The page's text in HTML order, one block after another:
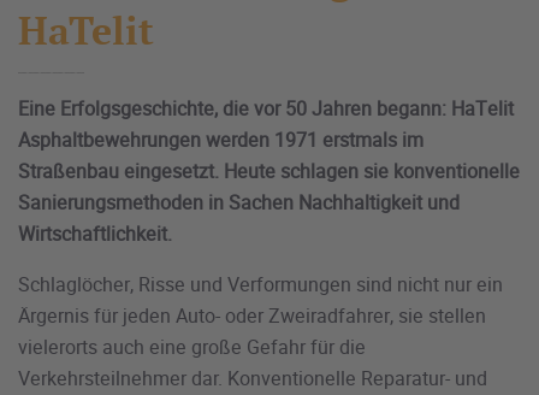
HaTelit
Eine Erfolgsgeschichte, die vor 50 Jahren begann: HaTelit
Asphaltbewehrungen werden 1971 erstmals im
Straßenbau eingesetzt. Heute schlagen sie konventionelle
Sanierungsmethoden in Sachen Nachhaltigkeit und
Wirtschaftlichkeit.
Schlaglöcher, Risse und Verformungen sind nicht nur ein
Ärgernis für jeden Auto- oder Zweiradfahrer, sie stellen
vielerorts auch eine große Gefahr für die
Verkehrsteilnehmer dar. Konventionelle Reparatur- und